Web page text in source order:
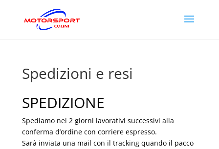
Spedizioni e resi
SPEDIZIONE
Spediamo nei 2 giorni lavorativi successivi alla
conferma d’ordine con corriere espresso.
Sarà inviata una mail con il tracking quando il pacco